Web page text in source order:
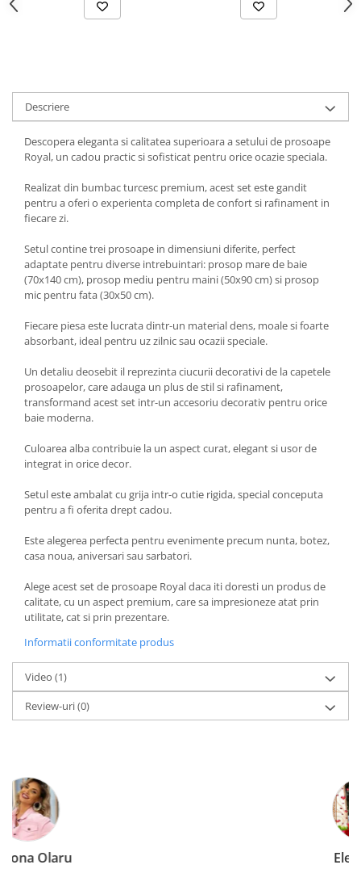
Descriere
Descopera eleganta si calitatea superioara a setului de prosoape
Royal, un cadou practic si sofisticat pentru orice ocazie speciala.
Realizat din bumbac turcesc premium, acest set este gandit
pentru a oferi o experienta completa de confort si rafinament in
fiecare zi.
Setul contine trei prosoape in dimensiuni diferite, perfect
adaptate pentru diverse intrebuintari: prosop mare de baie
(70x140 cm), prosop mediu pentru maini (50x90 cm) si prosop
mic pentru fata (30x50 cm).
Fiecare piesa este lucrata dintr-un material dens, moale si foarte
absorbant, ideal pentru uz zilnic sau ocazii speciale.
Un detaliu deosebit il reprezinta ciucurii decorativi de la capetele
prosoapelor, care adauga un plus de stil si rafinament,
transformand acest set intr-un accesoriu decorativ pentru orice
baie moderna.
Culoarea alba contribuie la un aspect curat, elegant si usor de
integrat in orice decor.
Setul este ambalat cu grija intr-o cutie rigida, special conceputa
pentru a fi oferita drept cadou.
Este alegerea perfecta pentru evenimente precum nunta, botez,
casa noua, aniversari sau sarbatori.
Alege acest set de prosoape Royal daca iti doresti un produs de
calitate, cu un aspect premium, care sa impresioneze atat prin
utilitate, cat si prin prezentare.
Informatii conformitate produs
Video (1)
Review-uri(0)